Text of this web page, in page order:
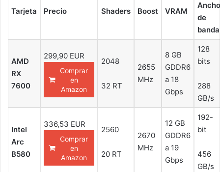
Tarjeta Precio Shaders Boost VRAM
Ancho
de
banda
AMD
RX
7600
299,90 EUR
Comprar
en
Amazon
2048
32 RT
2655
MHz
8 GB
GDDR6
a 18
Gbps
128
bits
288
GB/s
Intel
Arc
B580
336,53 EUR
Comprar
en
Amazon
2560
20 RT
2670
MHz
12 GB
GDDR6
a 19
Gbps
192-
bit
456
GB/s